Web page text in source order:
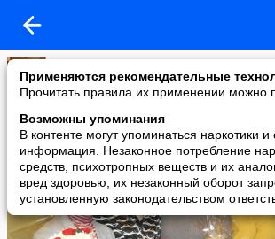
Применяются рекомендательные
Прочитать правила их применении можно
Возможны упоминания
В контенте могут упоминаться наркотики
информация. Незаконное потребление
средств, психотропных веществ и их
вред здоровью, их незаконный оборот
установленную законодательством
Валентина Кацан
added a photo
14 Mar в 15:39